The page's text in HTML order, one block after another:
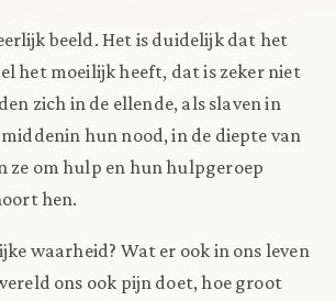
beeld. Het is duidelijk dat het
het moeilijk heeft, dat is zeker niet
zich in de ellende, als slaven in
hun nood, in de diepte van
ze om hulp en hun hulpgeroep
hen.
waarheid? Wat er ook in ons leven
ons ook pijn doet, hoe groot